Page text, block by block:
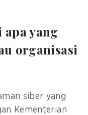
yang
organisasi
siber yang
Kementerian